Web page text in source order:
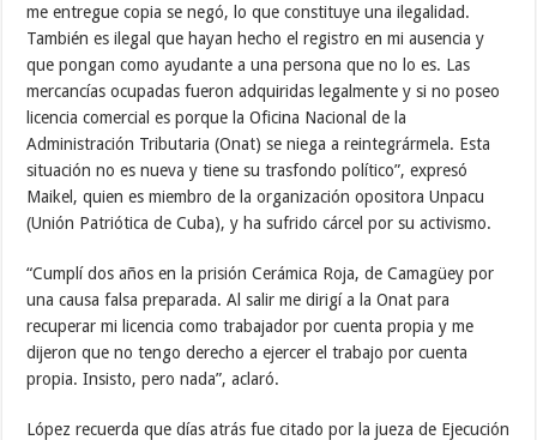
me entregue copia se negó, lo que constituye una ilegalidad.
También es ilegal que hayan hecho el registro en mi ausencia y
que pongan como ayudante a una persona que no lo es. Las
mercancías ocupadas fueron adquiridas legalmente y si no poseo
licencia comercial es porque la Oficina Nacional de la
Administración Tributaria (Onat) se niega a reintegrármela. Esta
situación no es nueva y tiene su trasfondo político”, expresó
Maikel, quien es miembro de la organización opositora Unpacu
(Unión Patriótica de Cuba), y ha sufrido cárcel por su activismo.
“Cumplí dos años en la prisión Cerámica Roja, de Camagüey por
una causa falsa preparada. Al salir me dirigí a la Onat para
recuperar mi licencia como trabajador por cuenta propia y me
dijeron que no tengo derecho a ejercer el trabajo por cuenta
propia. Insisto, pero nada”, aclaró.
López recuerda que días atrás fue citado por la jueza de Ejecución